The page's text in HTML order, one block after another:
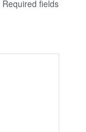
Required fields